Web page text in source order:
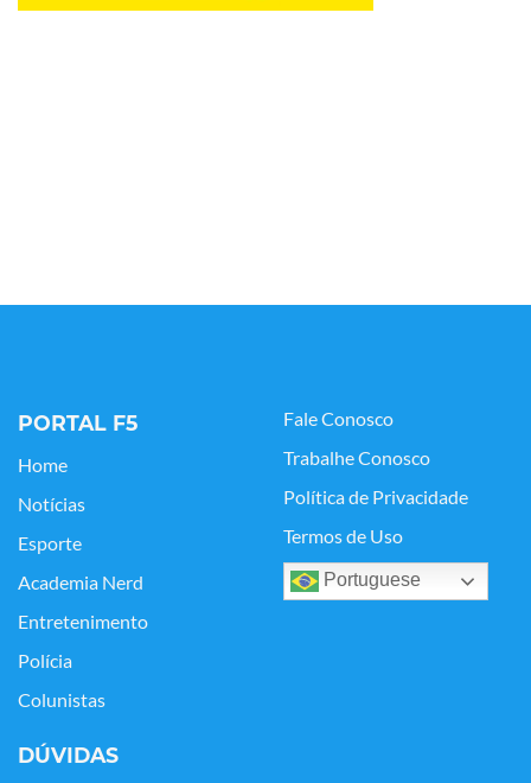
PORTAL F5
Home
Notícias
Esporte
Academia Nerd
Entretenimento
Polícia
Colunistas
Fale Conosco
Trabalhe Conosco
Política de Privacidade
Termos de Uso
Portuguese
DÚVIDAS